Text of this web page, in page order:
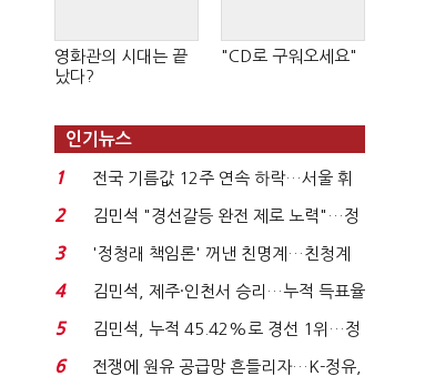
영화관의 시대는 끝
났다?
"CD로 구워오세요"
인기뉴스
1
전국 기름값 12주 연속 하락…서울 휘
발윳값 1909원...
2
김민석 "경선갈등 완전 제로 노력"…정
청래 "반명 공세 사...
3
'정청래 책임론' 꺼낸 친명계…친청계
는 추가투표 때리기...
4
김민석, 제주·인천서 승리…누적 득표율
'1위 탈환'(종합)...
5
김민석, 누적 45.42%로 경선 1위…정
청래와 격차 0.86%p(...
6
전쟁에 원유 공급망 흔들리자…K-정유,